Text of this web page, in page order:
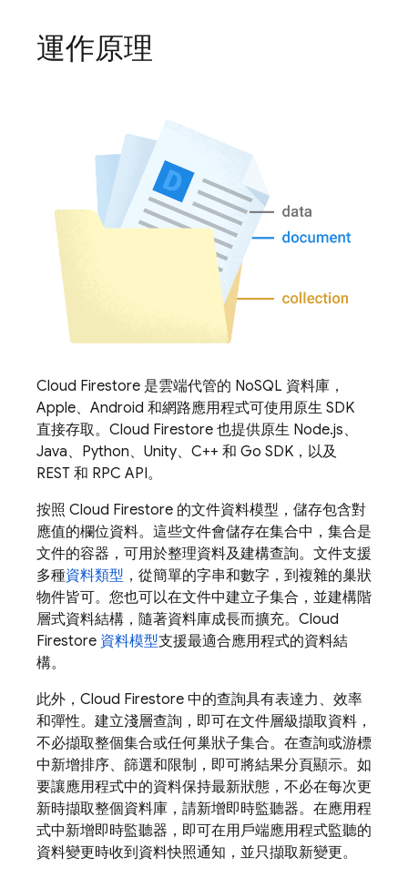
運作原理
Cloud Firestore 是雲端代管的 NoSQL 資料庫，
Apple、Android 和網路應用程式可使用原生 SDK
直接存取。 Cloud Firestore 也提供原生 Node.js、
Java、Python、Unity、C++ 和 Go SDK，以及
REST 和 RPC API。
按照 Cloud Firestore 的文件資料模型，儲存包含對
應值的欄位資料。這些文件會儲存在集合中，集合是
文件的容器，可用於整理資料及建構查詢。文件支援
多種資料類型 ，從簡單的字串和數字，到複雜的巢狀
物件皆可。您也可以在文件中建立子集合，並建構階
層式資料結構，隨著資料庫成長而擴充。 Cloud
Firestore 資料模型支援最適合應用程式的資料結
構。
此外， Cloud Firestore 中的查詢具有表達力、效率
和彈性。建立淺層查詢，即可在文件層級擷取資料，
不必擷取整個集合或任何巢狀子集合。在查詢或游標
中新增排序、篩選和限制，即可將結果分頁顯示。如
要讓應用程式中的資料保持最新狀態，不必在每次更
新時擷取整個資料庫，請新增即時監聽器。在應用程
式中新增即時監聽器，即可在用戶端應用程式監聽的
資料變更時收到資料快照通知，並只擷取新變更。